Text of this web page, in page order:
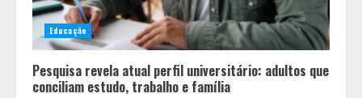
Educação
Pesquisa revela atual perfil universitário: adultos que
conciliam estudo, trabalho e família